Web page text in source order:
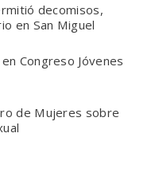
decomisos,
en San Miguel
Congreso Jóvenes
de Mujeres sobre